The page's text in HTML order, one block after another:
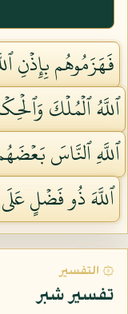
فَهَزَمُوهُم بِإِذۡنِ
ٱللَّهُ ٱلۡمُلۡكَ
ٱللَّهِ ٱلنَّاسَ
ٱللَّهَ ذُو فَضۡلٍ عَلَى
۞ التفسير
تفسير شبر